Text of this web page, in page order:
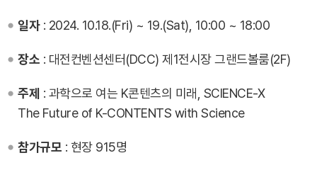
일자: 2024. 10.18.(Fri) ~ 19.(Sat), 10:00 ~ 18:00
장소 : 대전컨벤션센터(DCC) 제1전시장 그랜드볼룸(2F)
주제 : 과학으로 여는 K콘텐츠의 미래, SCIENCE-X
The Future of K-CONTENTS with Science
참가규모 : 현장 915명